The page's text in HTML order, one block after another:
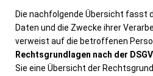
Die nachfolgende Übersicht fasst
Daten und die Zwecke ihrer
verweist auf die betroffenen
Rechtsgrundlagen nach der
Sie eine Übersicht der